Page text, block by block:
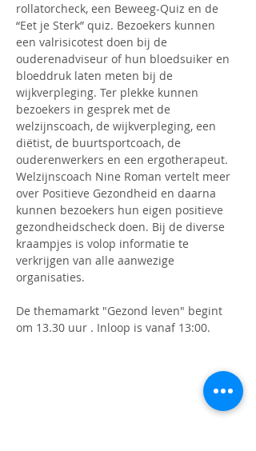
rollatorcheck, een Beweeg-Quiz en de
“Eet je Sterk” quiz. Bezoekers kunnen
een valrisicotest doen bij de
ouderenadviseur of hun bloedsuiker en
bloeddruk laten meten bij de
wijkverpleging. Ter plekke kunnen
bezoekers in gesprek met de
welzijnscoach, de wijkverpleging, een
diëtist, de buurtsportcoach, de
ouderenwerkers en een ergotherapeut.
Welzijnscoach Nine Roman vertelt meer
over Positieve Gezondheid en daarna
kunnen bezoekers hun eigen positieve
gezondheidscheck doen. Bij de diverse
kraampjes is volop informatie te
verkrijgen van alle aanwezige
organisaties.
De themamarkt "Gezond leven" begint
om 13.30 uur . Inloop is vanaf 13:00.